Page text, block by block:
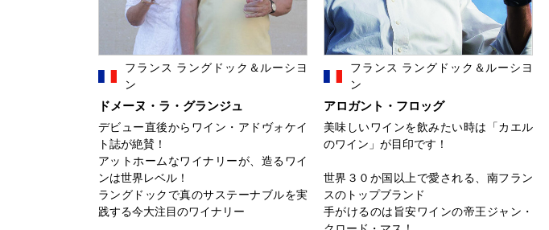
フランス ラングドック＆ルーシヨ
ン
ドメーヌ・ラ・グランジュ
デビュー直後からワイン・アドヴォケイ
ト誌が絶賛！
アットホームなワイナリーが、造るワイ
ンは世界レベル！
ラングドックで真のサステーナブルを実
践する今大注目のワイナリー
フランス ラングドック＆ルーシヨ
ン
アロガント・フロッグ
美味しいワインを飲みたい時は「カエル
のワイン」が目印です！
世界３０か国以上で愛される、南フラン
スのトップブランド
手がけるのは旨安ワインの帝王ジャン・